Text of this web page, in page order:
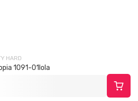
HARD
1091-01lola